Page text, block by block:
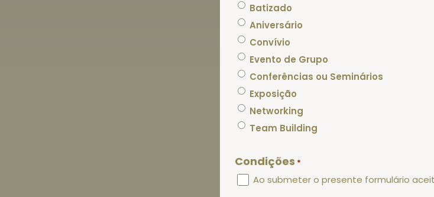
Batizado
Aniversário
Convívio
Evento de Grupo
Conferências ou Seminários
Exposição
Networking
Team Building
Condições *
Ao submeter o presente formulário